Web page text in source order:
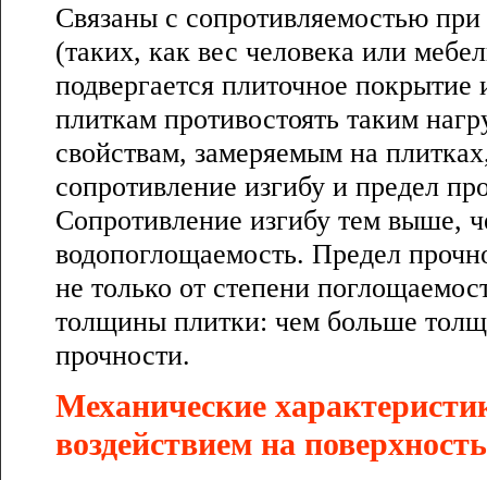
Связаны с сопротивляемостью
(таких, как вес человека или
подвергается плиточное
плиткам противостоять таким
свойствам, замеряемым на
сопротивление изгибу и предел
Сопротивление изгибу тем выше,
водопоглощаемость. Предел
не только от степени
толщины плитки: чем больше
прочности.
Механические
воздействием на